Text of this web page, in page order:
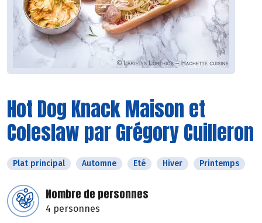
Hot Dog Knack Maison et
Coleslaw par Grégory Cuilleron
Plat principal Automne Eté Hiver Printemps
Nombre de personnes
4 personnes